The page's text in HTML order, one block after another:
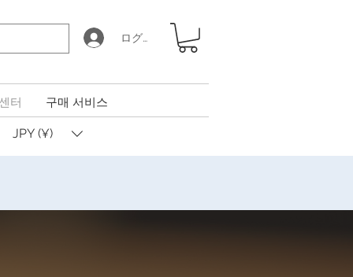
ログイン
터 구매 서비스
JPY (¥)